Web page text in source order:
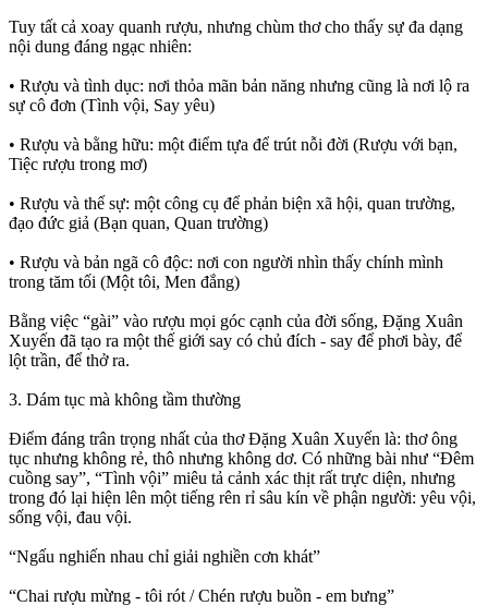
Tuy tất cả xoay quanh rượu, nhưng chùm thơ cho thấy sự đa dạng
nội dung đáng ngạc nhiên:
• Rượu và tình dục: nơi thỏa mãn bản năng nhưng cũng là nơi lộ ra
sự cô đơn (Tình vội, Say yêu)
• Rượu và bằng hữu: một điểm tựa để trút nỗi đời (Rượu với bạn,
Tiệc rượu trong mơ)
• Rượu và thế sự: một công cụ để phản biện xã hội, quan trường,
đạo đức giả (Bạn quan, Quan trường)
• Rượu và bản ngã cô độc: nơi con người nhìn thấy chính mình
trong tăm tối (Một tôi, Men đắng)
Bằng việc “gài” vào rượu mọi góc cạnh của đời sống, Đặng Xuân
Xuyến đã tạo ra một thế giới say có chủ đích - say để phơi bày, để
lột trần, để thở ra.
3. Dám tục mà không tầm thường
Điểm đáng trân trọng nhất của thơ Đặng Xuân Xuyến là: thơ ông
tục nhưng không rẻ, thô nhưng không dơ. Có những bài như “Đêm
cuồng say”, “Tình vội” miêu tả cảnh xác thịt rất trực diện, nhưng
trong đó lại hiện lên một tiếng rên rỉ sâu kín về phận người: yêu vội,
sống vội, đau vội.
“Ngấu nghiến nhau chỉ giải nghiền cơn khát”
“Chai rượu mừng - tôi rót / Chén rượu buồn - em bưng”